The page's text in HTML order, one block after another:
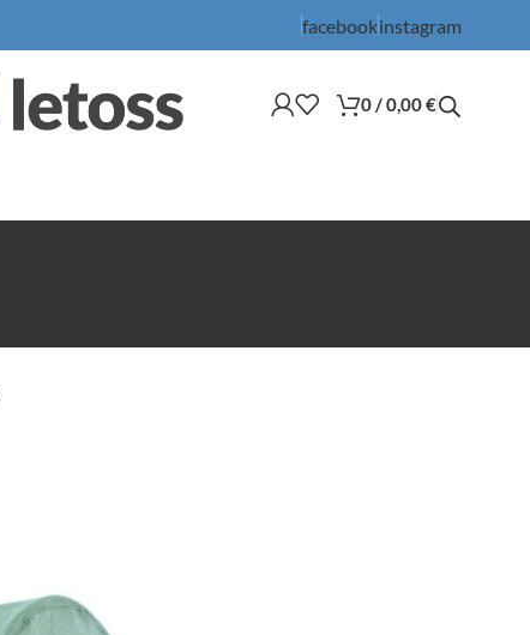
facebookinstagram
0 /0,00€